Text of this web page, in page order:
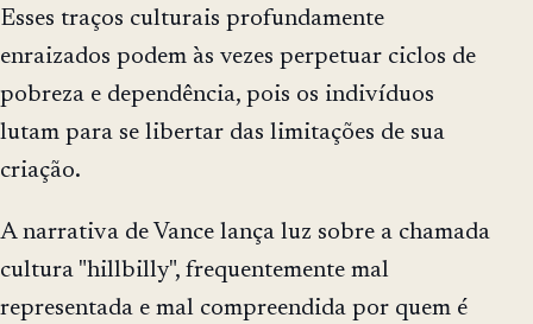
Esses traços culturais profundamente
enraizados podem às vezes perpetuar ciclos de
pobreza e dependência, pois os indivíduos
lutam para se libertar das limitações de sua
criação.
A narrativa de Vance lança luz sobre a chamada
cultura "hillbilly", frequentemente mal
representada e mal compreendida por quem é